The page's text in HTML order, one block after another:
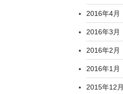
2016年4月
2016年3月
2016年2月
2016年1月
2015年12月